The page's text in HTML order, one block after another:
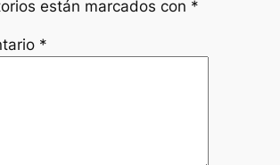
están marcados con *
*